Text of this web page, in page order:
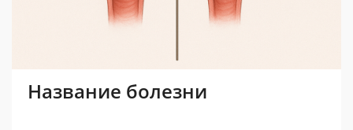
Название болезни